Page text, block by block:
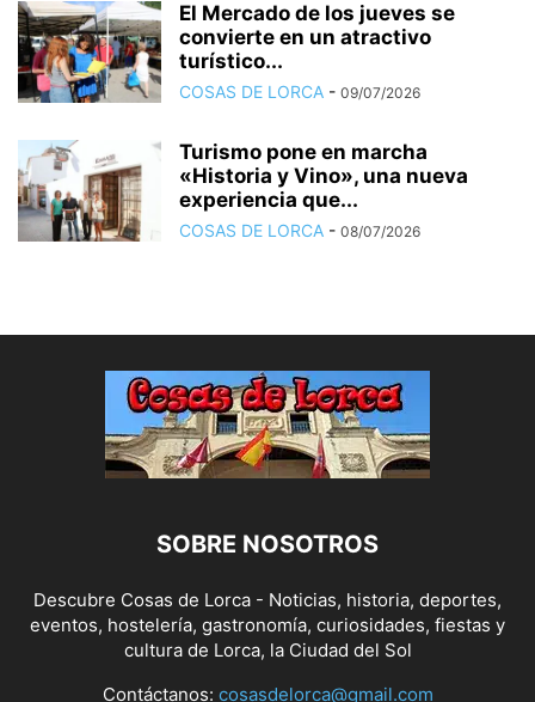
El Mercado de los jueves se
convierte en un atractivo
turístico...
COSAS DE LORCA - 09/07/2026
Turismo pone en marcha
«Historia y Vino», una nueva
experiencia que...
COSAS DE LORCA - 08/07/2026
SOBRE NOSOTROS
Descubre Cosas de Lorca - Noticias, historia, deportes,
eventos, hostelería, gastronomía, curiosidades, fiestas y
cultura de Lorca, la Ciudad del Sol
Contáctanos: cosasdelorca@gmail.com